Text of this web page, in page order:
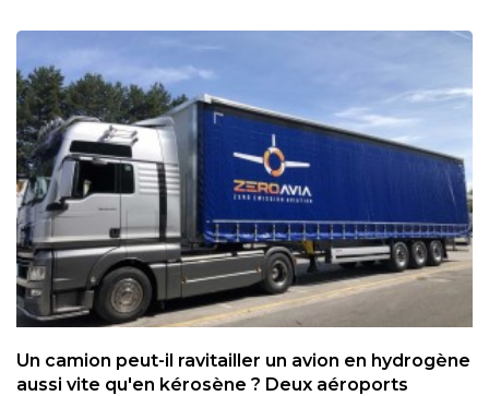
Un camion peut-il ravitailler un avion en hydrogène
aussi vite qu'en kérosène ? Deux aéroports